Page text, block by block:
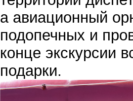
а авиационный
подопечных и
конце экскурсии
подарки.